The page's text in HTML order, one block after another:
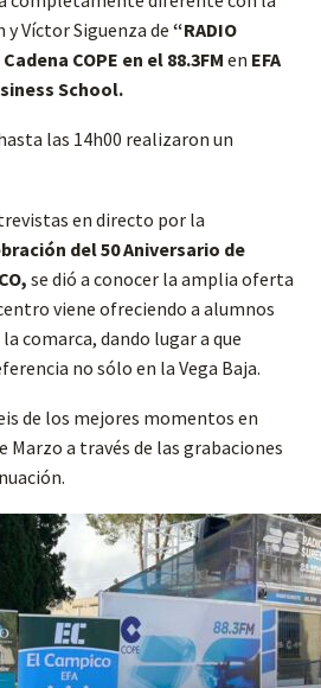
y Víctor Siguenza de “RADIO
COPE en el 88.3FM en EFA
School.
las 14h00 realizaron un
en directo por la
del 50 Aniversario de
se dió a conocer la amplia oferta
viene ofreciendo a alumnos
comarca, dando lugar a que
no sólo en la Vega Baja.
de los mejores momentos en
Marzo a través de las grabaciones